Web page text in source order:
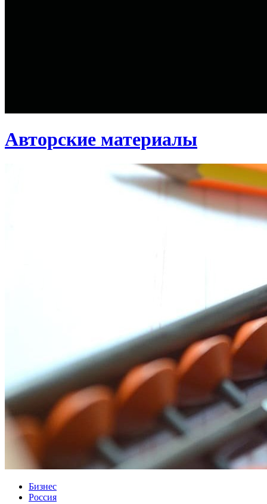
Авторские материалы
Бизнес
Россия